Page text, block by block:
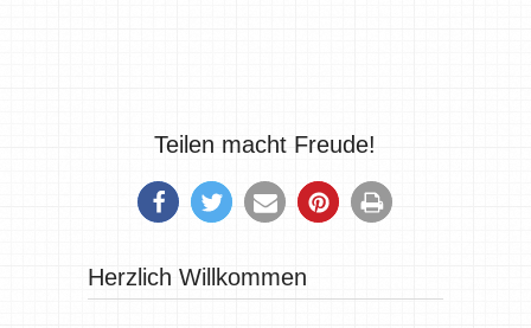
Teilen macht Freude!
Herzlich Willkommen